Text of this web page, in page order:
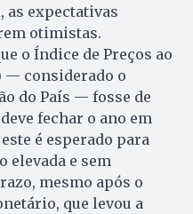
as expectativas
otimistas.
o Índice de Preços ao
— considerado o
do País — fosse de
fechar o ano em
é esperado para
elevada e sem
mesmo após o
que levou a